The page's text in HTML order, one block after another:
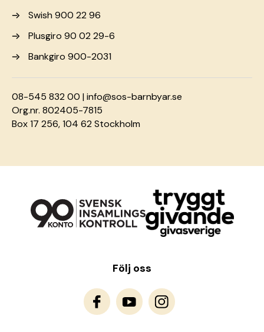
Swish 900 22 96
Plusgiro 90 02 29-6
Bankgiro 900-2031
08-545 832 00 |info@sos-barnbyar.se
Org.nr. 802405-7815
Box 17 256, 104 62 Stockholm
Följ oss